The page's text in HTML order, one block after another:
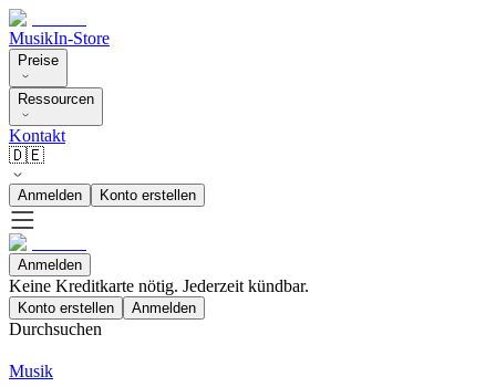
MusikIn-Store
Preise
Ressourcen
Kontakt
🇩🇪
Anmelden Konto erstellen
Anmelden
Keine Kreditkarte nötig. Jederzeit kündbar.
Konto erstellen Anmelden
Durchsuchen
Musik